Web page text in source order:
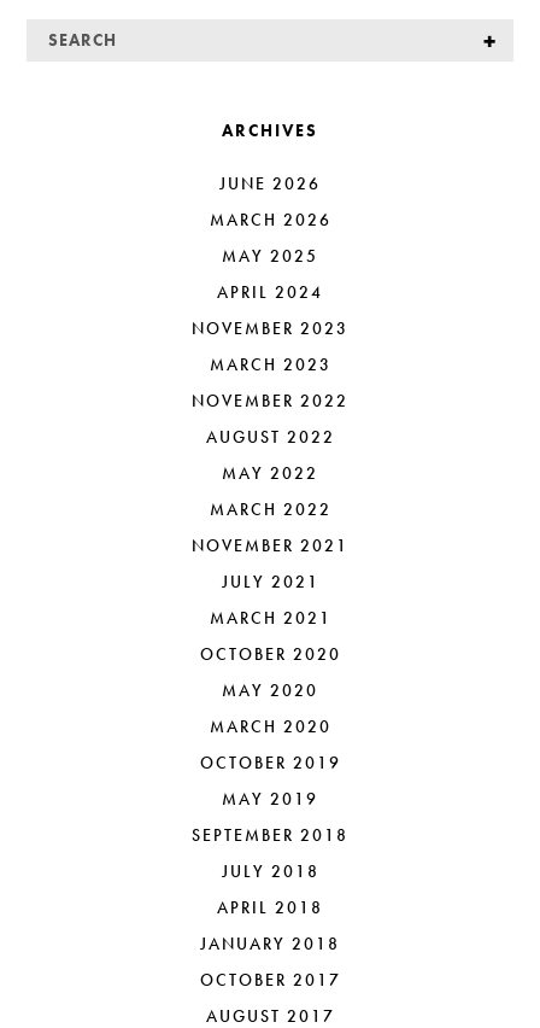
ARCHIVES
JUNE 2026
MARCH 2026
MAY 2025
APRIL 2024
NOVEMBER 2023
MARCH 2023
NOVEMBER 2022
AUGUST 2022
MAY 2022
MARCH 2022
NOVEMBER 2021
JULY 2021
MARCH 2021
OCTOBER 2020
MAY 2020
MARCH 2020
OCTOBER 2019
MAY 2019
SEPTEMBER 2018
JULY 2018
APRIL 2018
JANUARY 2018
OCTOBER 2017
AUGUST 2017